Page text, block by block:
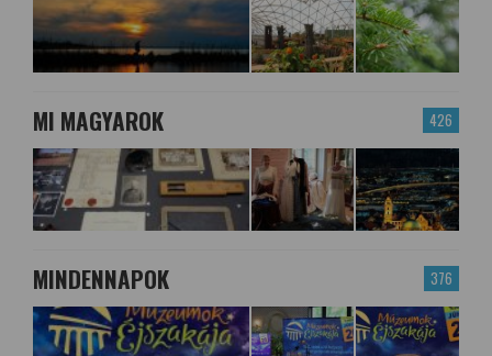
426
MI MAGYAROK
376
MINDENNAPOK